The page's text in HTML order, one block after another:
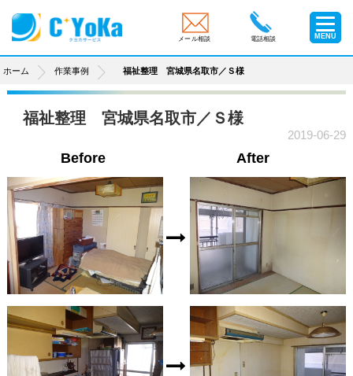
メール相談 電話相談 MENU
ホーム 作業事例 福祉整理 宮城県名取市／Ｓ様
福祉整理 宮城県名取市／Ｓ様
2019-06-29
Before After